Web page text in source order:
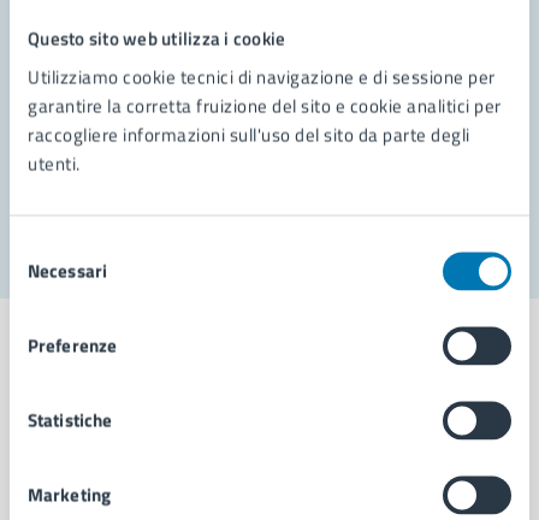
Questo sito web utilizza i cookie
Utilizziamo cookie tecnici di navigazione e di sessione per
garantire la corretta fruizione del sito e cookie analitici per
raccogliere informazioni sull'uso del sito da parte degli
utenti.
delNecessari
Preferenze
Statistiche
Marketing
Richiedi assistenza
Prenota appuntamento
Problemi in città
Comune di Napoli
AMMINISTRAZIONE